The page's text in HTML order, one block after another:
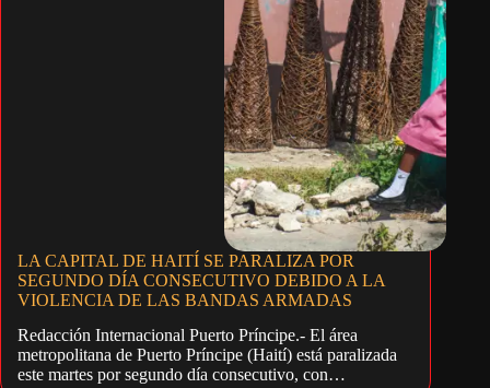
LA CAPITAL DE HAITÍ SE PARALIZA POR
SEGUNDO DÍA CONSECUTIVO DEBIDO A LA
VIOLENCIA DE LAS BANDAS ARMADAS
Redacción Internacional Puerto Príncipe.- El área
metropolitana de Puerto Príncipe (Haití) está paralizada
este martes por segundo día consecutivo, con…